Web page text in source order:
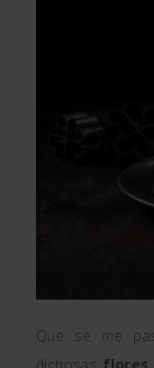
Que se me
dichosas flores